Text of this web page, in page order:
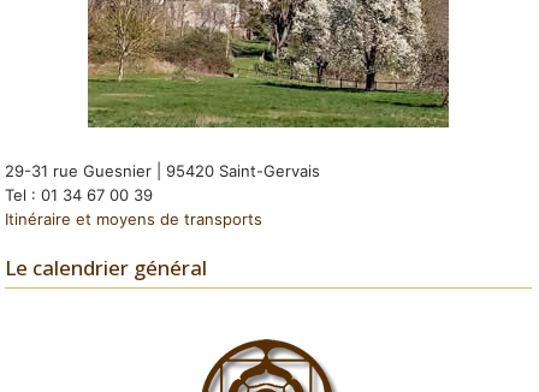
29-31 rue Guesnier | 95420 Saint-Gervais
Tel : 01 34 67 00 39
Itinéraire et moyens de transports
Le calendrier général